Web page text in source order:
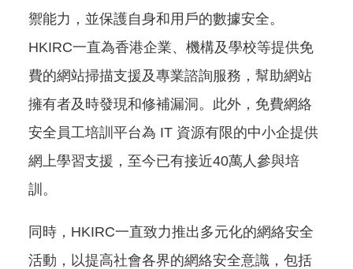
禦能力，並保護自身和用戶的數據安全。
HKIRC一直為香港企業、機構及學校等提供免
費的網站掃描支援及專業諮詢服務，幫助網站
擁有者及時發現和修補漏洞。此外，免費網絡
安全員工培訓平台為 IT 資源有限的中小企提供
網上學習支援，至今已有接近40萬人參與培
訓。
同時，HKIRC一直致力推出多元化的網絡安全
活動，以提高社會各界的網絡安全意識，包括